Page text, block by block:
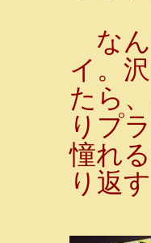
なん
イ。
たら
りプ
憧れ
り返